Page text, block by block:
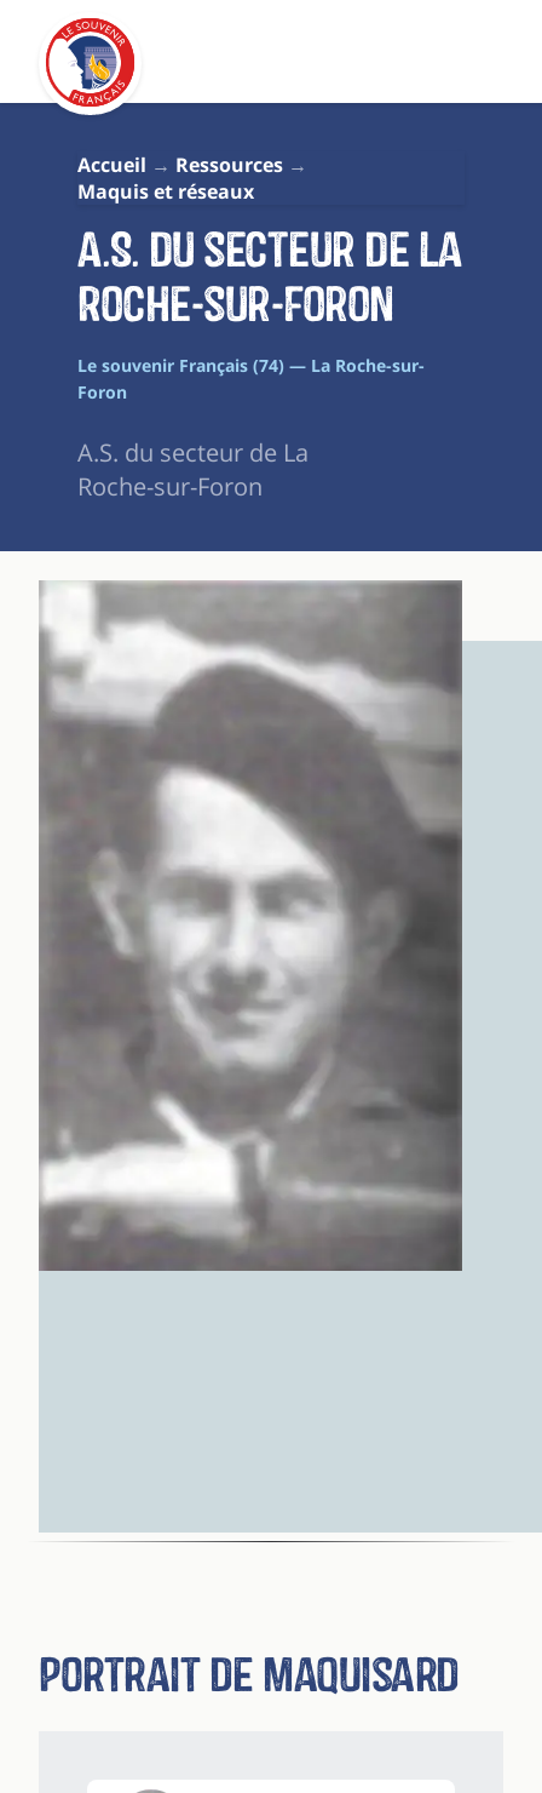
Accueil
Ressources
Maquis et réseaux
A.S. du secteur de La
Roche-sur-Foron
Le souvenir Français (74) — La Roche-sur-
Foron
A.S. du secteur de La
Roche-sur-Foron
Portrait de maquisard